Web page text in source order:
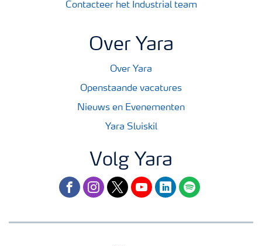
Contacteer het Industrial team
Over Yara
Over Yara
Openstaande vacatures
Nieuws en Evenementen
Yara Sluiskil
Volg Yara
facebookinstagram
twitteryoutubelinkedinspotify